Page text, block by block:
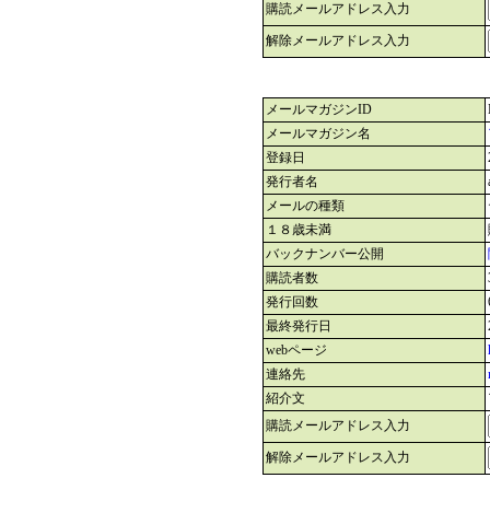
購読メールアドレス入力
解除メールアドレス入力
メールマガジンID
メールマガジン名
登録日
発行者名
メールの種類
１８歳未満
バックナンバー公開
購読者数
発行回数
最終発行日
webページ
連絡先
紹介文
購読メールアドレス入力
解除メールアドレス入力